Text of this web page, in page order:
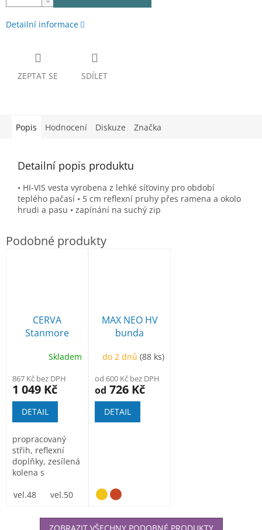
Detailní informace
ZEPTAT SE SDÍLET
Popis Hodnocení Diskuze Značka
Detailní popis produktu
• HI-VIS vesta vyrobena z lehké síťoviny pro období
teplého pačasí • 5 cm reflexní pruhy přes ramena a okolo
hrudi a pasu • zapínání na suchý zip
CERVA
Stanmore
kalhoty s
Skladem
867 Kč bez DPH
1 049 Kč
DETAIL
propracovaný
střih, reflexní
doplňky, zesílená
kolena s
nákoleníků,...
vel.48 vel.50 vel.52
MAX NEO HV
bunda
do 2 dnů(88 ks)
od 600 Kč bez DPH
od 726 Kč
DETAIL